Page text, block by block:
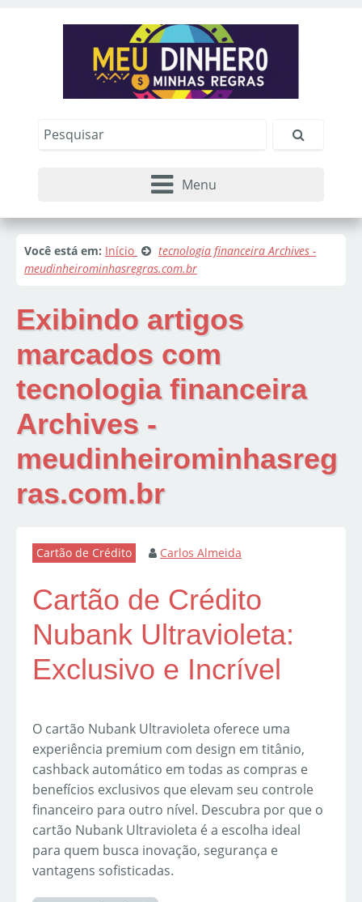
Menu
Você está em: Início
tecnologia financeira Archives -
meudinheirominhasregras.com.br
Exibindo artigos
marcados com
tecnologia financeira
Archives -
meudinheirominhasreg
ras.com.br
Cartão de Crédito Carlos Almeida
Cartão de Crédito
Nubank Ultravioleta:
Exclusivo e Incrível
O cartão Nubank Ultravioleta oferece uma
experiência premium com design em titânio,
cashback automático em todas as compras e
benefícios exclusivos que elevam seu controle
financeiro para outro nível. Descubra por que o
cartão Nubank Ultravioleta é a escolha ideal
para quem busca inovação, segurança e
vantagens sofisticadas.